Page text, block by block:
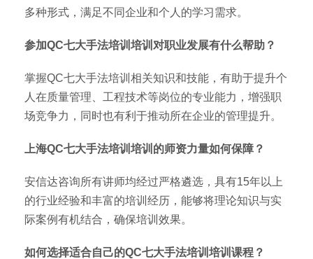
多种形式，满足不同企业和个人的学习需求。
参加QC七大手法培训培训对职业发展有什么帮助？
掌握QC七大手法培训相关知识和技能，有助于提升个
人在质量管理、工程技术等岗位的专业能力，增强职
场竞争力，同时也有利于推动所在企业的管理提升。
上海QC七大手法培训培训的师资力量如何保障？
安信达咨询所有讲师均经过严格遴选，具有15年以上
的行业经验和丰富的培训经历，能够将理论知识与实
际案例有机结合，确保培训效果。
如何选择适合自己的QC七大手法培训培训课程？